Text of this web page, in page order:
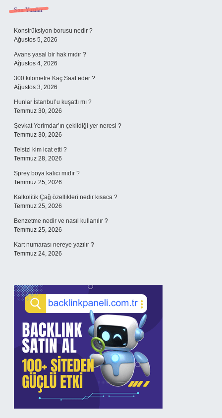
Sidebar
Son Yazılar
Konstrüksiyon borusu nedir ?
Ağustos 5, 2026
Avans yasal bir hak mıdır ?
Ağustos 4, 2026
300 kilometre Kaç Saat eder ?
Ağustos 3, 2026
Hunlar İstanbul’u kuşattı mı ?
Temmuz 30, 2026
Şevkat Yerimdar’ın çekildiği yer neresi ?
Temmuz 30, 2026
Telsizi kim icat etti ?
Temmuz 28, 2026
Sprey boya kalıcı mıdır ?
Temmuz 25, 2026
Kalkolitik Çağ özellikleri nedir kısaca ?
Temmuz 25, 2026
Benzetme nedir ve nasıl kullanılır ?
Temmuz 25, 2026
Kart numarası nereye yazılır ?
Temmuz 24, 2026